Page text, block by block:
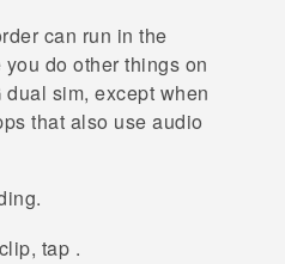
can run in the
do other things on
dual sim, except when
that also use audio
tap .